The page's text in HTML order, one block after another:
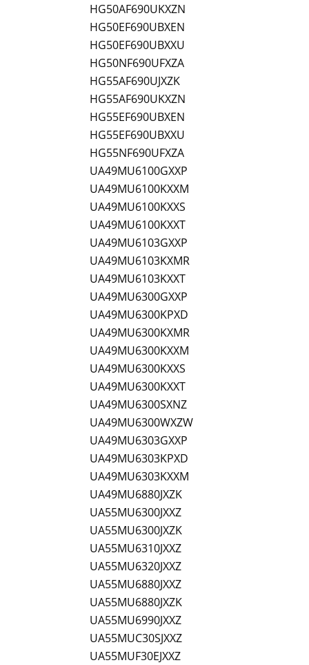
HG50AF690UKXZN
HG50EF690UBXEN
HG50EF690UBXXU
HG50NF690UFXZA
HG55AF690UJXZK
HG55AF690UKXZN
HG55EF690UBXEN
HG55EF690UBXXU
HG55NF690UFXZA
UA49MU6100GXXP
UA49MU6100KXXM
UA49MU6100KXXS
UA49MU6100KXXT
UA49MU6103GXXP
UA49MU6103KXMR
UA49MU6103KXXT
UA49MU6300GXXP
UA49MU6300KPXD
UA49MU6300KXMR
UA49MU6300KXXM
UA49MU6300KXXS
UA49MU6300KXXT
UA49MU6300SXNZ
UA49MU6300WXZW
UA49MU6303GXXP
UA49MU6303KPXD
UA49MU6303KXXM
UA49MU6880JXZK
UA55MU6300JXXZ
UA55MU6300JXZK
UA55MU6310JXXZ
UA55MU6320JXXZ
UA55MU6880JXXZ
UA55MU6880JXZK
UA55MU6990JXXZ
UA55MUC30SJXXZ
UA55MUF30EJXXZ